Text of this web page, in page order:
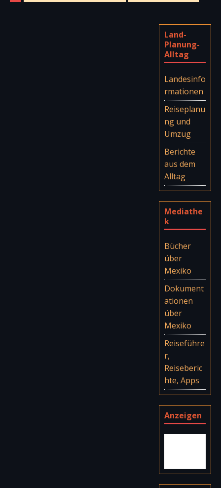
Land-
Planung-
Alltag
Landesinfo
rmationen
Reiseplanu
ng und
Umzug
Berichte
aus dem
Alltag
Mediathe
k
Bücher
über
Mexiko
Dokument
ationen
über
Mexiko
Reiseführe
r,
Reiseberic
hte, Apps
Anzeigen